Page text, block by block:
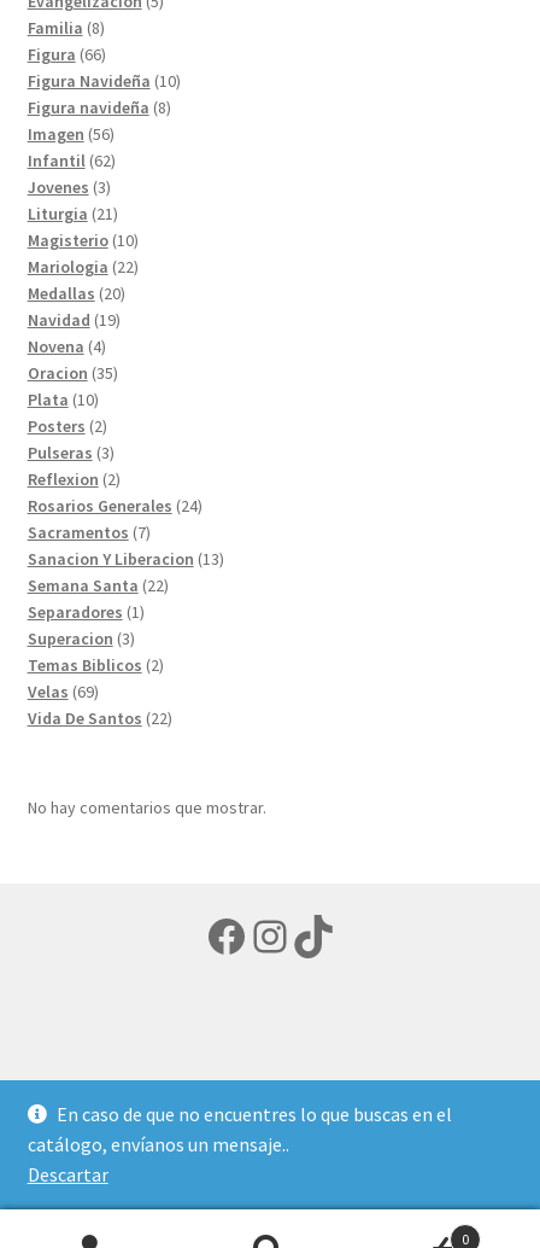
Familia 88
productos
Figura 6666
productos
Figura Navideña 1010
Figura navideña 88
Imagen 5656
productos
Infantil 6262
productos
Jovenes 33
productos
Liturgia 2121
productos
Magisterio 1010
productos
Mariologia 2222
Medallas 2020
productos
Navidad 1919
Novena 44
productos
Oracion 3535
Plata 1010
productos
Posters 22
productos
Pulseras 33
productos
Reflexion 22
productos
Rosarios Generales 2424
Sacramentos 77
productos
Sanacion Y Liberacion 1313
Semana Santa 2222
Separadores 11
Superacion 33
productos
Temas Biblicos 22
Velas 6969
productos
Vida De Santos 2222
No hay comentarios que mostrar.
Facebook
Instagram
TikTok
Política de privacidad
Creado con Storefront y
WooCommerce.
0
En caso de que no encuentres lo que buscas en el
catálogo, envíanos un mensaje..
Descartar